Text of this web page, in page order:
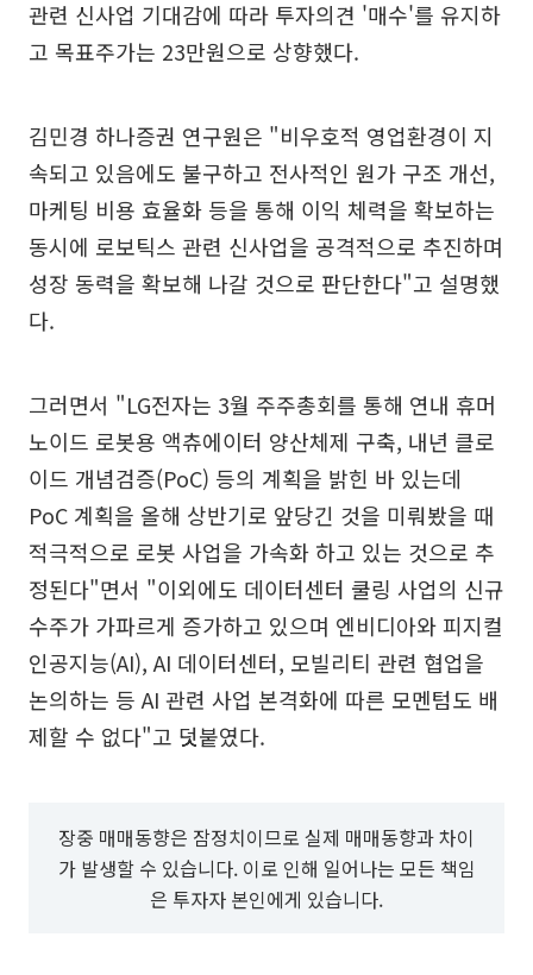
관련 신사업 기대감에 따라 투자의견 '매수'를 유지하
고 목표주가는 23만원으로 상향했다.
김민경 하나증권 연구원은 "비우호적 영업환경이 지
속되고 있음에도 불구하고 전사적인 원가 구조 개선,
마케팅 비용 효율화 등을 통해 이익 체력을 확보하는
동시에 로보틱스 관련 신사업을 공격적으로 추진하며
성장 동력을 확보해 나갈 것으로 판단한다"고 설명했
다.
그러면서 "LG전자는 3월 주주총회를 통해 연내 휴머
노이드 로봇용 액츄에이터 양산체제 구축, 내년 클로
이드 개념검증(PoC) 등의 계획을 밝힌 바 있는데
PoC 계획을 올해 상반기로 앞당긴 것을 미뤄봤을 때
적극적으로 로봇 사업을 가속화 하고 있는 것으로 추
정된다"면서 "이외에도 데이터센터 쿨링 사업의 신규
수주가 가파르게 증가하고 있으며 엔비디아와 피지컬
인공지능(AI), AI 데이터센터, 모빌리티 관련 협업을
논의하는 등 AI 관련 사업 본격화에 따른 모멘텀도 배
제할 수 없다"고 덧붙였다.
장중 매매동향은 잠정치이므로 실제 매매동향과 차이
가 발생할 수 있습니다. 이로 인해 일어나는 모든 책임
은 투자자 본인에게 있습니다.